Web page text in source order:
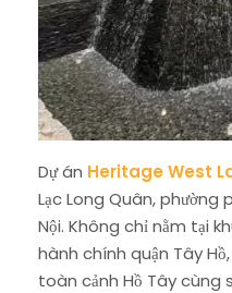
Dự án Heritage West
Lạc Long Quân, phường
Nội. Không chỉ nằm tại
hành chính quận Tây
toàn cảnh Hồ Tây cùng